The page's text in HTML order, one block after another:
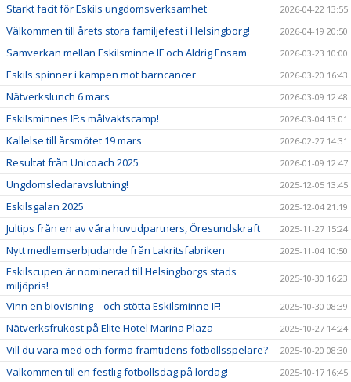
Starkt facit för Eskils ungdomsverksamhet 2026-04-22 13:55
Välkommen till årets stora familjefest i Helsingborg! 2026-04-19 20:50
Samverkan mellan Eskilsminne IF och Aldrig Ensam 2026-03-23 10:00
Eskils spinner i kampen mot barncancer 2026-03-20 16:43
Nätverkslunch 6 mars 2026-03-09 12:48
Eskilsminnes IF:s målvaktscamp! 2026-03-04 13:01
Kallelse till årsmötet 19 mars 2026-02-27 14:31
Resultat från Unicoach 2025 2026-01-09 12:47
Ungdomsledaravslutning! 2025-12-05 13:45
Eskilsgalan 2025 2025-12-04 21:19
Jultips från en av våra huvudpartners, Öresundskraft 2025-11-27 15:24
Nytt medlemserbjudande från Lakritsfabriken 2025-11-04 10:50
Eskilscupen är nominerad till Helsingborgs stads
miljöpris!
2025-10-30 16:23
Vinn en biovisning – och stötta Eskilsminne IF! 2025-10-30 08:39
Nätverksfrukost på Elite Hotel Marina Plaza 2025-10-27 14:24
Vill du vara med och forma framtidens fotbollsspelare? 2025-10-20 08:30
Välkommen till en festlig fotbollsdag på lördag! 2025-10-17 16:45